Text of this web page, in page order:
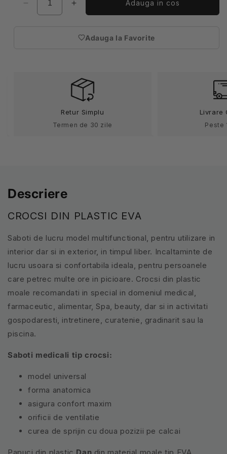
Reduceți
cantitatea
Creșteți
cantitatea
Saboti
unisex
Dan
Adauga in cos
Adauga la Favorite
(necesita
Retur Simplu
Termen de 30 zile
Livrare
Peste
Descriere
CROCSI DIN PLASTIC EVA
Saboti de lucru model multifunctional, pentru utilizare in
interior dar si in exterior, in timpul liber. Incaltaminte de
lucru usoara si confortabila ideala, pentru persoanele
care petrec multe ore in picioare. Crocsi din plastic
moale recomandati in special in domeniul medical,
farmaceutic, alimentar, Spa, beauty, dar si in activitati
gospodaresti, intretinere, curatenie, gradinarit sau la
piscina.
Saboti medicali tip crocsi:
model universal
forma anatomica
asigura confort maxim
orificii de ventilatie
curea de sprijin cu doua pozizii pe calcai
Papuci din plastic Dan din material moale tip EVA